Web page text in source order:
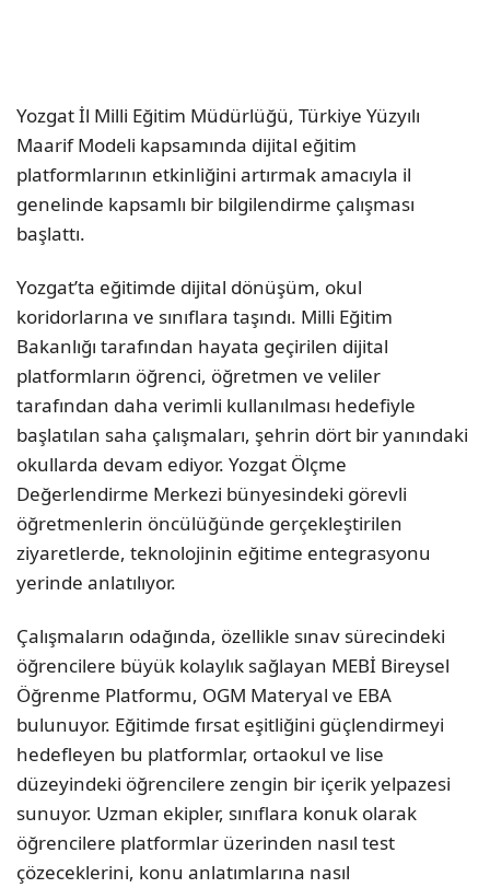
Yozgat İl Milli Eğitim Müdürlüğü, Türkiye Yüzyılı
Maarif Modeli kapsamında dijital eğitim
platformlarının etkinliğini artırmak amacıyla il
genelinde kapsamlı bir bilgilendirme çalışması
başlattı.
Yozgat’ta eğitimde dijital dönüşüm, okul
koridorlarına ve sınıflara taşındı. Milli Eğitim
Bakanlığı tarafından hayata geçirilen dijital
platformların öğrenci, öğretmen ve veliler
tarafından daha verimli kullanılması hedefiyle
başlatılan saha çalışmaları, şehrin dört bir yanındaki
okullarda devam ediyor. Yozgat Ölçme
Değerlendirme Merkezi bünyesindeki görevli
öğretmenlerin öncülüğünde gerçekleştirilen
ziyaretlerde, teknolojinin eğitime entegrasyonu
yerinde anlatılıyor.
Çalışmaların odağında, özellikle sınav sürecindeki
öğrencilere büyük kolaylık sağlayan MEBİ Bireysel
Öğrenme Platformu, OGM Materyal ve EBA
bulunuyor. Eğitimde fırsat eşitliğini güçlendirmeyi
hedefleyen bu platformlar, ortaokul ve lise
düzeyindeki öğrencilere zengin bir içerik yelpazesi
sunuyor. Uzman ekipler, sınıflara konuk olarak
öğrencilere platformlar üzerinden nasıl test
çözeceklerini, konu anlatımlarına nasıl